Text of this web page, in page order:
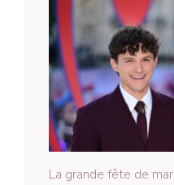
La grande fête de